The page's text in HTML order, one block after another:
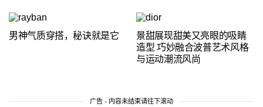
男神气质穿搭，秘诀就是它
景甜展现甜美又亮眼的吸睛
造型 巧妙融合波普艺术风格
与运动潮流风尚
广告 - 内容未结束请往下滚动